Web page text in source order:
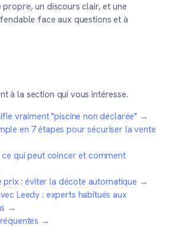
propre, un discours clair, et une
face aux questions et à
à la section qui vous intéresse.
vraiment "piscine non déclarée" →
en 7 étapes pour sécuriser la vente
ce qui peut coincer et comment
prix : éviter la décote automatique →
Leedy : experts habitués aux
→
→